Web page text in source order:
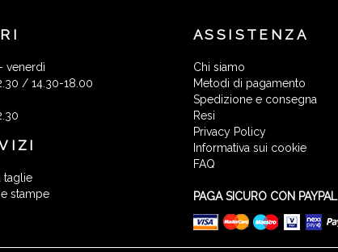
venerdì
/ 14.30-18.00
taglie
stampe
ASSISTENZA
Chi siamo
Metodi di pagamento
Spedizione e consegna
Resi
Privacy Policy
Informativa sui cookie
FAQ
PAGA SICURO CON PAYPAL